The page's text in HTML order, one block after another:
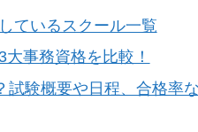
ているスクール一覧
事務資格を比較！
験概要や日程、合格率